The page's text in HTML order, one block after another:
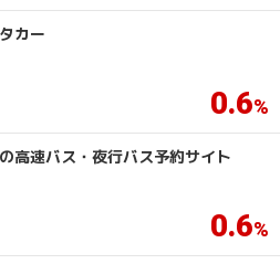
カー
0.6
高速バス・夜行バス予約サイト
0.6